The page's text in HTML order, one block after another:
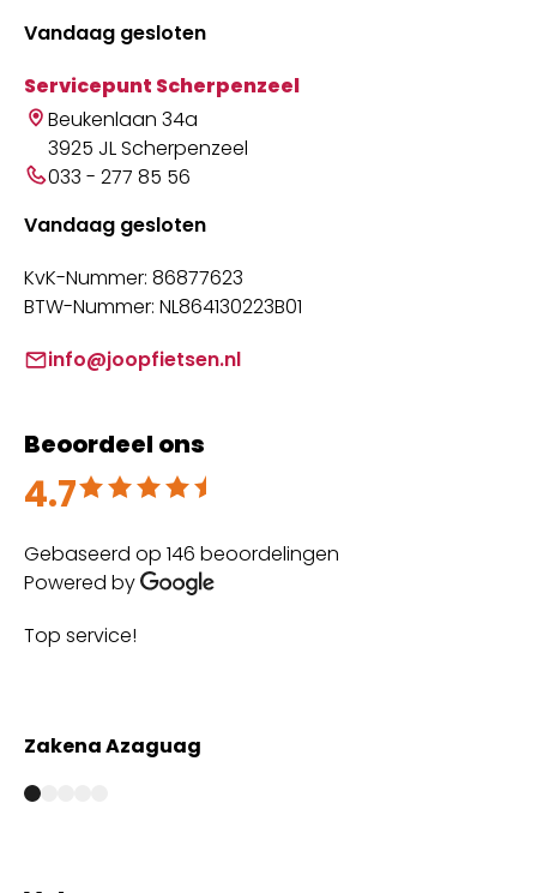
Vandaag gesloten
Servicepunt Scherpenzeel
Beukenlaan 34a
3925 JL Scherpenzeel
033 - 277 85 56
Vandaag gesloten
KvK-Nummer: 86877623
BTW-Nummer: NL864130223B01
info@joopfietsen.nl
Beoordeel ons
4.7
Beoordeeld met 4.7 uit 5
Gebaseerd op 146 beoordelingen
Powered by
Top service!
Zakena Azaguag